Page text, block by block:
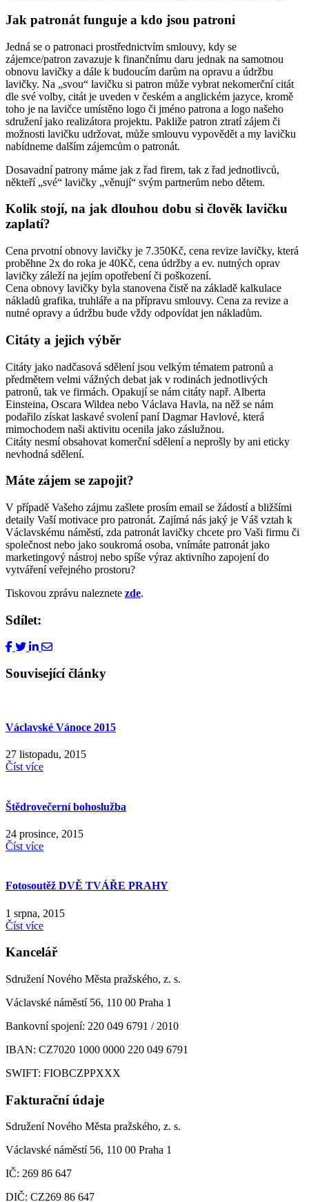
Jak patronát funguje a kdo jsou patroni
Jedná se o patronaci prostřednictvím smlouvy, kdy se
zájemce/patron zavazuje k finančnímu daru jednak na samotnou
obnovu lavičky a dále k budoucím darům na opravu a údržbu
lavičky. Na „svou“ lavičku si patron může vybrat nekomerční citát
dle své volby, citát je uveden v českém a anglickém jazyce, kromě
toho je na lavičce umístěno logo či jméno patrona a logo našeho
sdružení jako realizátora projektu. Pakliže patron ztratí zájem či
možnosti lavičku udržovat, může smlouvu vypovědět a my lavičku
nabídneme dalším zájemcům o patronát.
Dosavadní patrony máme jak z řad firem, tak z řad jednotlivců,
někteří „své“ lavičky „věnují“ svým partnerům nebo dětem.
Kolik stojí, na jak dlouhou dobu si člověk lavičku
zaplatí?
Cena prvotní obnovy lavičky je 7.350Kč, cena revize lavičky, která
proběhne 2x do roka je 40Kč, cena údržby a ev. nutných oprav
lavičky záleží na jejím opotřebení či poškození.
Cena obnovy lavičky byla stanovena čistě na základě kalkulace
nákladů grafika, truhláře a na přípravu smlouvy. Cena za revize a
nutné opravy a údržbu bude vždy odpovídat jen nákladům.
Citáty a jejich výběr
Citáty jako nadčasová sdělení jsou velkým tématem patronů a
předmětem velmi vážných debat jak v rodinách jednotlivých
patronů, tak ve firmách. Opakují se nám citáty např. Alberta
Einsteina, Oscara Wildea nebo Václava Havla, na něž se nám
podařilo získat laskavé svolení paní Dagmar Havlové, která
mimochodem naši aktivitu ocenila jako záslužnou.
Citáty nesmí obsahovat komerční sdělení a neprošly by ani eticky
nevhodná sdělení.
Máte zájem se zapojit?
V případě Vašeho zájmu zašlete prosím email se žádostí a bližšími
detaily Vaší motivace pro patronát. Zajímá nás jaký je Váš vztah k
Václavskému náměstí, zda patronát lavičky chcete pro Vaši firmu či
společnost nebo jako soukromá osoba, vnímáte patronát jako
marketingový nástroj nebo spíše výraz aktivního zapojení do
vytváření veřejného prostoru?
Tiskovou zprávu naleznete zde.
Sdílet:
Související články
Václavské Vánoce 2015
27 listopadu, 2015
Číst více
Štědrovečerní bohoslužba
24 prosince, 2015
Číst více
Fotosoutěž DVĚ TVÁŘE PRAHY
1 srpna, 2015
Číst více
Kancelář
Sdružení Nového Města pražského, z. s.
Václavské náměstí 56, 110 00 Praha 1
Bankovní spojení: 220 049 6791 / 2010
IBAN: CZ7020 1000 0000 220 049 6791
SWIFT: FIOBCZPPXXX
Fakturační údaje
Sdružení Nového Města pražského, z. s.
Václavské náměstí 56, 110 00 Praha 1
IČ: 269 86 647
DIČ: CZ269 86 647